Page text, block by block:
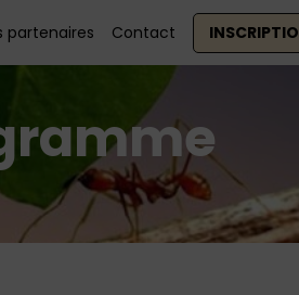
partenaires Contact